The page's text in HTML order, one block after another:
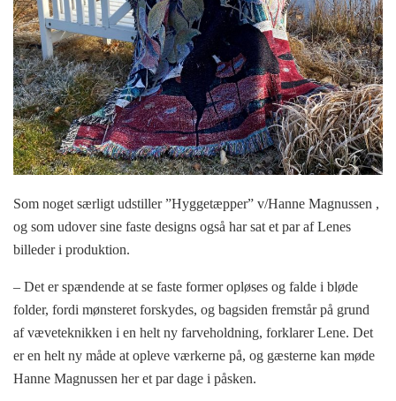
Som noget særligt udstiller ”Hyggetæpper” v/Hanne Magnussen ,
og som udover sine faste designs også har sat et par af Lenes
billeder i produktion.
– Det er spændende at se faste former opløses og falde i bløde
folder, fordi mønsteret forskydes, og bagsiden fremstår på grund
af væveteknikken i en helt ny farveholdning, forklarer Lene. Det
er en helt ny måde at opleve værkerne på, og gæsterne kan møde
Hanne Magnussen her et par dage i påsken.